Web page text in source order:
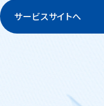
誰でも
私たちについて
サービスサイトへ